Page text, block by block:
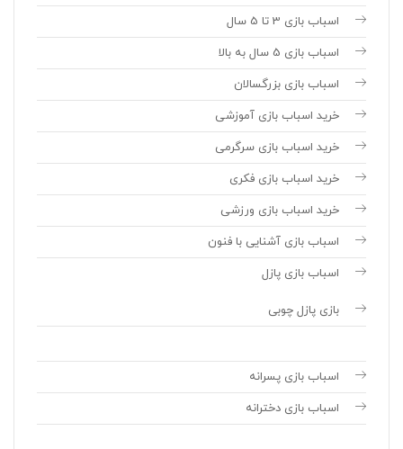
اسباب بازی 3 تا 5 سال
اسباب بازی 5 سال به بالا
اسباب بازی بزرگسالان
خرید اسباب بازی آموزشی
خرید اسباب بازی سرگرمی
خرید اسباب بازی فکری
خرید اسباب بازی ورزشی
اسباب بازی آشنایی با فنون
اسباب بازی پازل
بازی پازل چوبی
اسباب بازی پسرانه
اسباب بازی دخترانه